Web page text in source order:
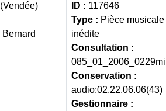
Bernard
ID : 117646
Type : Pièce musicale
inédite
Consultation :
085_01_2006_0229mi
Conservation :
audio:02.22.06.06(43)
Gestionnaire :